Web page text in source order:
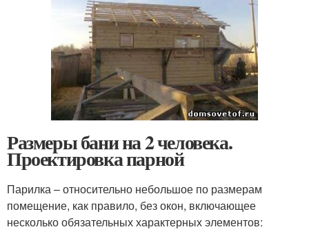
Размеры бани на 2 человека.
Проектировка парной
Парилка – относительно небольшое по размерам
помещение, как правило, без окон, включающее
несколько обязательных характерных элементов: